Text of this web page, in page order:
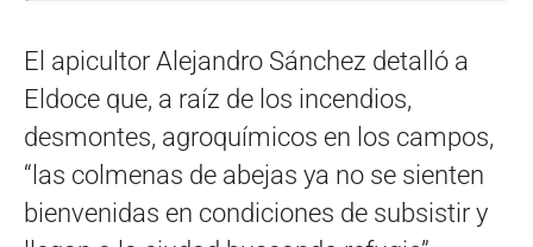
El apicultor Alejandro Sánchez detalló a
Eldoce que, a raíz de los incendios,
desmontes, agroquímicos en los campos,
“las colmenas de abejas ya no se sienten
bienvenidas en condiciones de subsistir y